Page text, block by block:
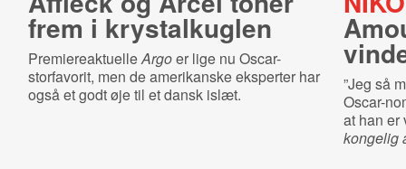
frem i krystalkuglen
PremiereaktuelleArgoer lige nu Oscar-
storfavorit, men de amerikanske eksperter har
også et godt øje til et dansk islæt.
”Jeg så
Oscar-
at han
kongelig